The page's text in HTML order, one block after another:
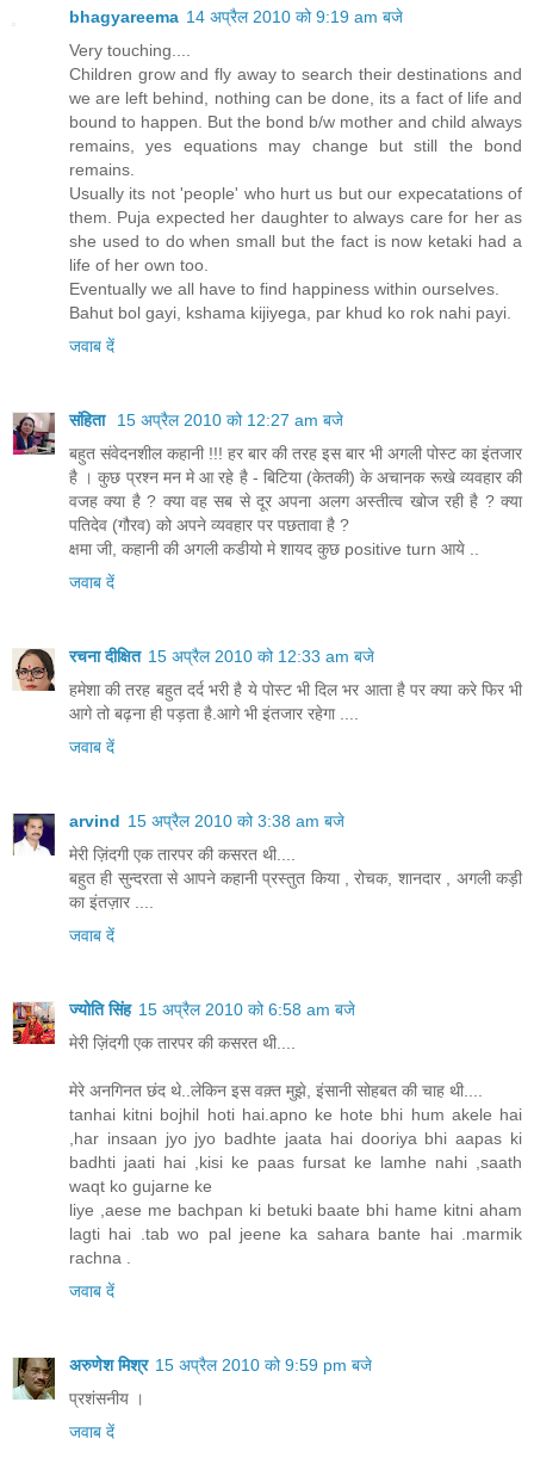
bhagyareema 14 अप्रैल 2010 को 9:19 am बजे
Very touching....
Children grow and fly away to search their destinations and
we are left behind, nothing can be done, its a fact of life and
bound to happen. But the bond b/w mother and child always
remains, yes equations may change but still the bond
remains.
Usually its not 'people' who hurt us but our expecatations of
them. Puja expected her daughter to always care for her as
she used to do when small but the fact is now ketaki had a
life of her own too.
Eventually we all have to find happiness within ourselves.
Bahut bol gayi, kshama kijiyega, par khud ko rok nahi payi.
जवाब दें
संहिता
15 अप्रैल 2010 को 12:27 am बजे
बहुत संवेदनशील कहानी !!! हर बार की तरह इस बार भी अगली पोस्ट का इंतजार
है । कुछ प्रश्न मन मे आ रहे है - बिटिया (केतकी) के अचानक रूखे व्यवहार की
वजह क्या है ? क्या वह सब से दूर अपना अलग अस्तीत्व खोज रही है ? क्या
पतिदेव (गौरव) को अपने व्यवहार पर पछतावा है ?
क्षमा जी, कहानी की अगली कडीयो मे शायद कुछ positive turn आये ..
जवाब दें
रचना दीक्षित 15 अप्रैल 2010 को 12:33 am बजे
हमेशा की तरह बहुत दर्द भरी है ये पोस्ट भी दिल भर आता है पर क्या करे फिर भी
आगे तो बढ़ना ही पड़ता है.आगे भी इंतजार रहेगा ....
जवाब दें
arvind 15 अप्रैल 2010 को 3:38 am बजे
मेरी ज़िंदगी एक तारपर की कसरत थी....
बहुत ही सुन्दरता से आपने कहानी प्रस्तुत किया , रोचक, शानदार , अगली कड़ी
का इंतज़ार ....
जवाब दें
ज्योति सिंह 15 अप्रैल 2010 को 6:58 am बजे
मेरी ज़िंदगी एक तारपर की कसरत थी....
मेरे अनगिनत छंद थे..लेकिन इस वक़्त मुझे, इंसानी सोहबत की चाह थी....
tanhai kitni bojhil hoti hai.apno ke hote bhi hum akele hai
,har insaan jyo jyo badhte jaata hai dooriya bhi aapas ki
badhti jaati hai ,kisi ke paas fursat ke lamhe nahi ,saath
waqt ko gujarne ke
liye ,aese me bachpan ki betuki baate bhi hame kitni aham
lagti hai .tab wo pal jeene ka sahara bante hai .marmik
rachna .
जवाब दें
अरुणेश मिश्र 15 अप्रैल 2010 को 9:59 pm बजे
प्रशंसनीय ।
जवाब दें